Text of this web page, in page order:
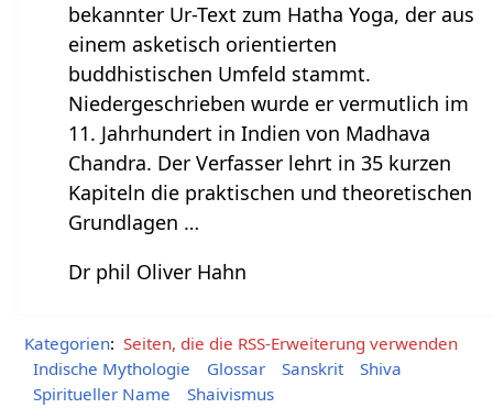
bekannter Ur-Text zum Hatha Yoga, der aus
einem asketisch orientierten
buddhistischen Umfeld stammt.
Niedergeschrieben wurde er vermutlich im
11. Jahrhundert in Indien von Madhava
Chandra. Der Verfasser lehrt in 35 kurzen
Kapiteln die praktischen und theoretischen
Grundlagen …
Dr phil Oliver Hahn
Kategorien: Seiten, die die RSS-Erweiterung verwenden
Indische Mythologie
Glossar Sanskrit
Shiva
Spiritueller Name
Shaivismus